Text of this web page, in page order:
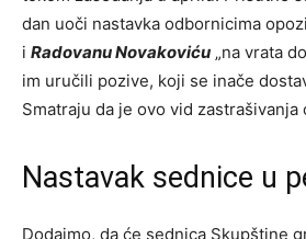
dan uoči nastavka odbornicima
i Radovanu Novakoviću „na vrata
im uručili pozive, koji se inače
Smatraju da je ovo vid zastrašivanja
Nastavak sednice u
Dodajmo, da će sednica Skupštine